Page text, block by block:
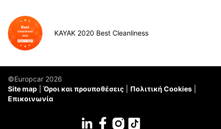
KAYAK 2020 Best Cleanliness
©Europcar 2026
Site map
Όροι και προυποθέσεις
Πολιτική Cookies
Επικοινωνία